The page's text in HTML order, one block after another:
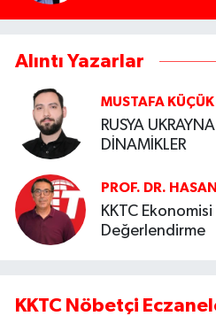
Alıntı Yazarlar
MUSTAFA
RUSYA
DİNAMİKLER
PROF. DR.
KKTC
Değerlendirme
KKTC Nöbetçi